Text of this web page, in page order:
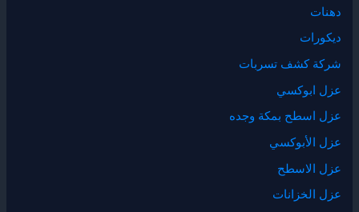
دهنات
ديكورات
شركة كشف تسربات
عزل ابوكسي
عزل اسطح بمكة وجده
عزل الأبوكسي
عزل الاسطح
عزل الخزانات